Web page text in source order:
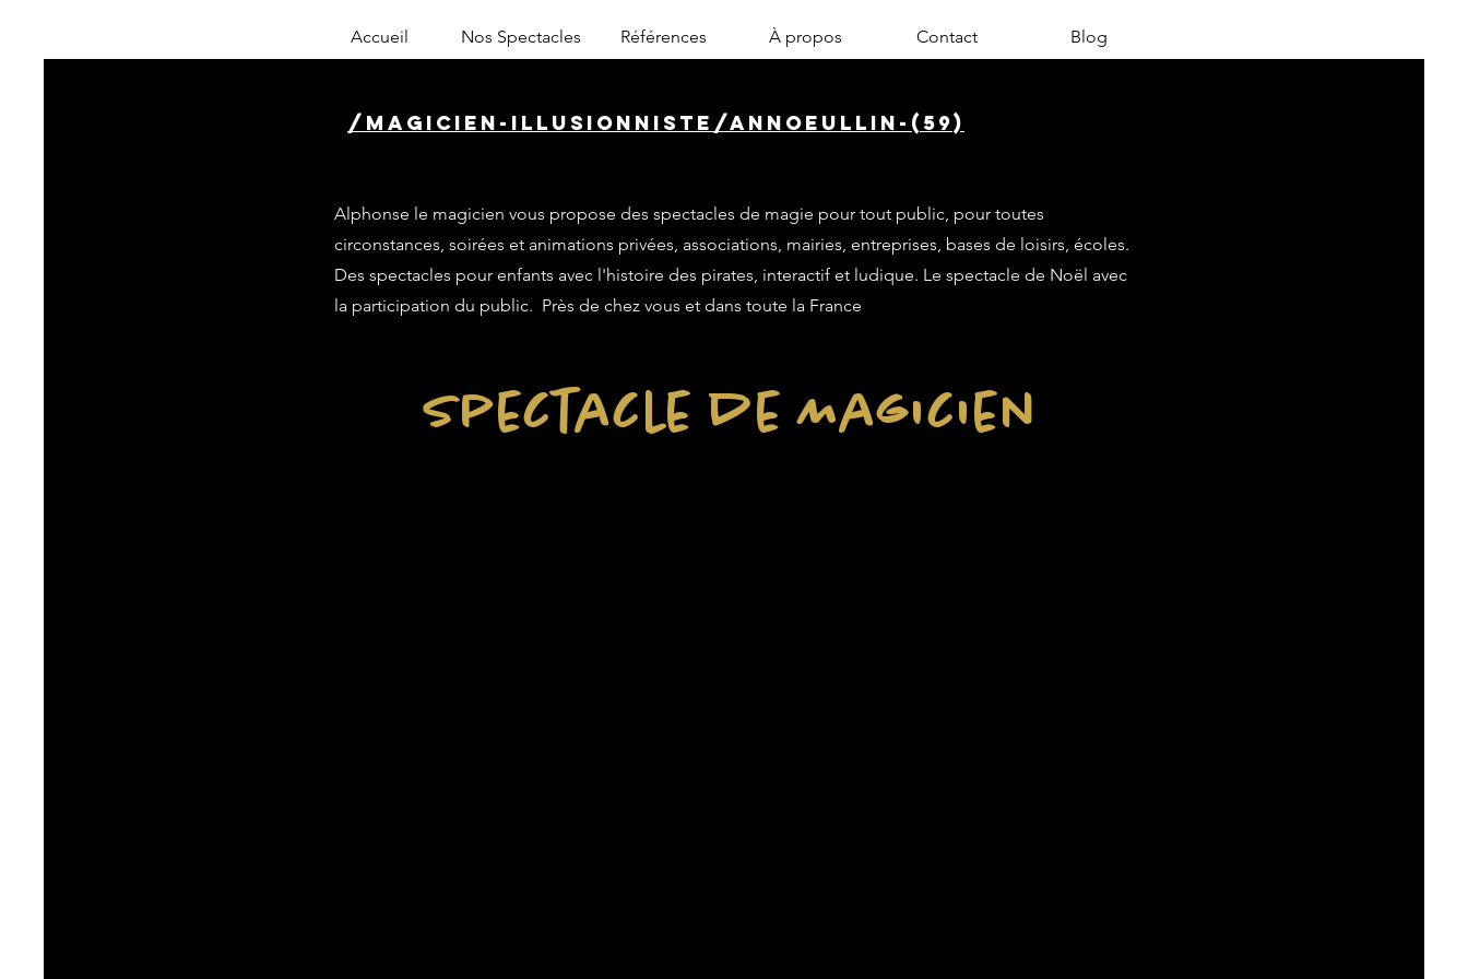
Accueil Nos Spectacles Références À propos Contact Blog
/magicien-illusionniste/annoeullin-(59)
Alphonse le magicien vous propose des spectacles de magie pour tout public, pour toutes
circonstances, soirées et animations privées, associations, mairies, entreprises, bases de loisirs, écoles.
Des spectacles pour enfants avec l'histoire des pirates, interactif et ludique. Le spectacle de Noël avec
la participation du public. Près de chez vous et dans toute la France
Spectacle de Magicien